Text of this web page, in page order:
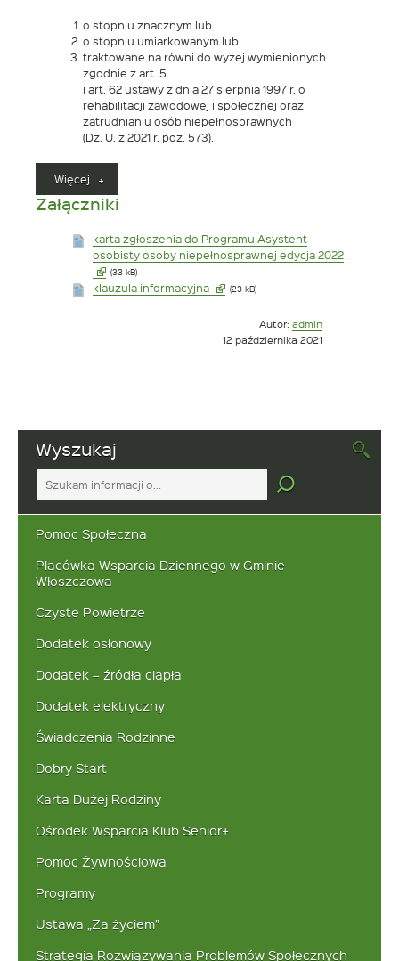
o stopniu znacznym lub
o stopniu umiarkowanym lub
traktowane na równi do wyżej wymienionych
zgodnie z art. 5
i art. 62 ustawy z dnia 27 sierpnia 1997 r. o
rehabilitacji zawodowej i społecznej oraz
zatrudnianiu osób niepełnosprawnych
(Dz. U. z 2021 r. poz. 573).
Więcej „Nabór
wniosków
do
„Asystent
osobisty
osoby
niepełnosprawnej”
Załączniki
karta zgłoszenia do Programu Asystent
osobisty osoby niepełnosprawnej edycja 2022
Link
otwiera
(33 kB)
klauzula informacyjna Link
nowym
(23 kB)
Autor:adminOpublikowano
12 października 2021
Wyszukaj
wpisz
Pomoc Społeczna
Placówka Wsparcia Dziennego w Gminie
Włoszczowa
Czyste Powietrze
Dodatek osłonowy
Dodatek – źródła ciapła
Dodatek elektryczny
Świadczenia Rodzinne
Dobry Start
Karta Dużej Rodziny
Ośrodek Wsparcia Klub Senior+
Pomoc Żywnościowa
Programy
Ustawa „Za życiem”
Strategia Rozwiązywania Problemów Społecznych